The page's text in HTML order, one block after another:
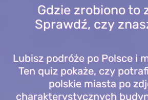
Gdzie zrobiono to
Sprawdź, czy
Lubisz podróże po Polsce i
Ten quiz pokaże, czy
polskie miasta po
charakterystycznych